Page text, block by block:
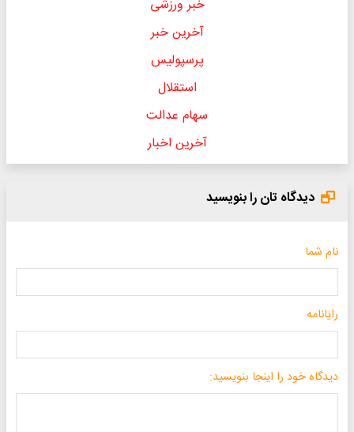
خبر ورزشی
آخرین خبر
پرسپولیس
استقلال
سهام عدالت
آخرین اخبار
دیدگاه تان را بنویسید
نام شما
رایانامه
دیدگاه خود را اینجا بنویسید: